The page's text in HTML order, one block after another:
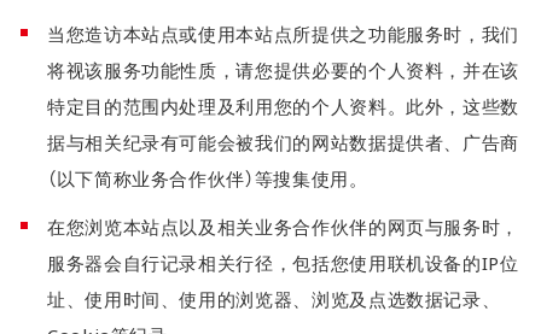
当您造访本站点或使用本站点所提供之功能服务时，我们
将视该服务功能性质，请您提供必要的个人资料，并在该
特定目的范围内处理及利用您的个人资料。此外，这些数
据与相关纪录有可能会被我们的网站数据提供者、广告商
（以下简称业务合作伙伴）等搜集使用。
在您浏览本站点以及相关业务合作伙伴的网页与服务时，
服务器会自行记录相关行径，包括您使用联机设备的IP位
址、使用时间、使用的浏览器、浏览及点选数据记录、